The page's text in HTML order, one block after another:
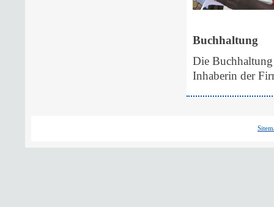
Buchhaltung
Die
Inhaberin der